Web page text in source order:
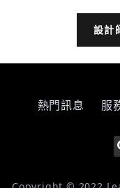
設計
熱門訊息 服